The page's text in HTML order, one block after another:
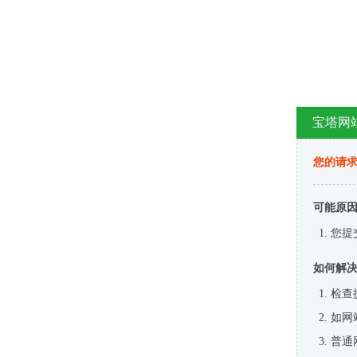
宝塔网
您的请
可能原
您提
如何解
检查
如网
普通